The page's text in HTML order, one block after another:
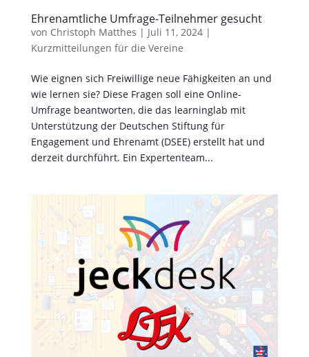
Ehrenamtliche Umfrage-Teilnehmer gesucht
von Christoph Matthes | Juli 11, 2024|
Kurzmitteilungen für die Vereine
Wie eignen sich Freiwillige neue Fähigkeiten an und
wie lernen sie? Diese Fragen soll eine Online-
Umfrage beantworten, die das learninglab mit
Unterstützung der Deutschen Stiftung für
Engagement und Ehrenamt (DSEE) erstellt hat und
derzeit durchführt. Ein Expertenteam...